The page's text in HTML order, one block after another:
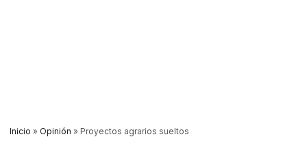
Inicio » Opinión » Proyectos agrarios sueltos